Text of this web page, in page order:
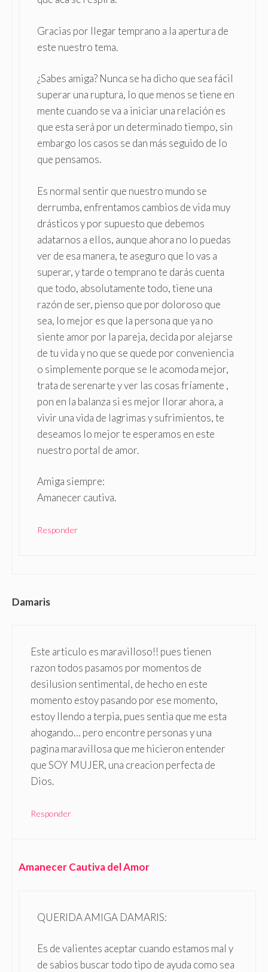
Gracias por llegar temprano a la apertura de
este nuestro tema.
¿Sabes amiga? Nunca se ha dicho que sea fácil
superar una ruptura, lo que menos se tiene en
mente cuando se va a iniciar una relación es
que esta será por un determinado tiempo, sin
embargo los casos se dan más seguido de lo
que pensamos.
Es normal sentir que nuestro mundo se
derrumba, enfrentamos cambios de vida muy
drásticos y por supuesto que debemos
adatarnos a ellos, aunque ahora no lo puedas
ver de esa manera, te aseguro que lo vas a
superar, y tarde o temprano te darás cuenta
que todo, absolutamente todo, tiene una
razón de ser, pienso que por doloroso que
sea, lo mejor es que la persona que ya no
siente amor por la pareja, decida por alejarse
de tu vida y no que se quede por conveniencia
o simplemente porque se le acomoda mejor,
trata de serenarte y ver las cosas fríamente ,
pon en la balanza si es mejor llorar ahora, a
vivir una vida de lagrimas y sufrimientos, te
deseamos lo mejor te esperamos en este
nuestro portal de amor.
Amiga siempre:
Amanecer cautiva.
Responder
Damaris
Este articulo es maravilloso!! pues tienen
razon todos pasamos por momentos de
desilusion sentimental, de hecho en este
momento estoy pasando por ese momento,
estoy llendo a terpia, pues sentia que me esta
ahogando… pero encontre personas y una
pagina maravillosa que me hicieron entender
que SOY MUJER, una creacion perfecta de
Dios.
Responder
Amanecer Cautiva del Amor
QUERIDA AMIGA DAMARIS:
Es de valientes aceptar cuando estamos mal y
de sabios buscar todo tipo de ayuda como sea